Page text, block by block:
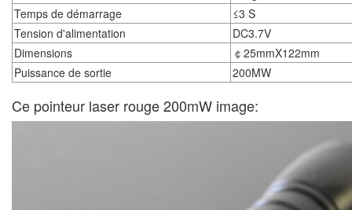
Temps de démarrage
≤3 S
Tension d'alimentation
DC3.7V
Dimensions
￠25mmX122mm
Puissance de sortie
200MW
Ce pointeur laser rouge 200mW image: